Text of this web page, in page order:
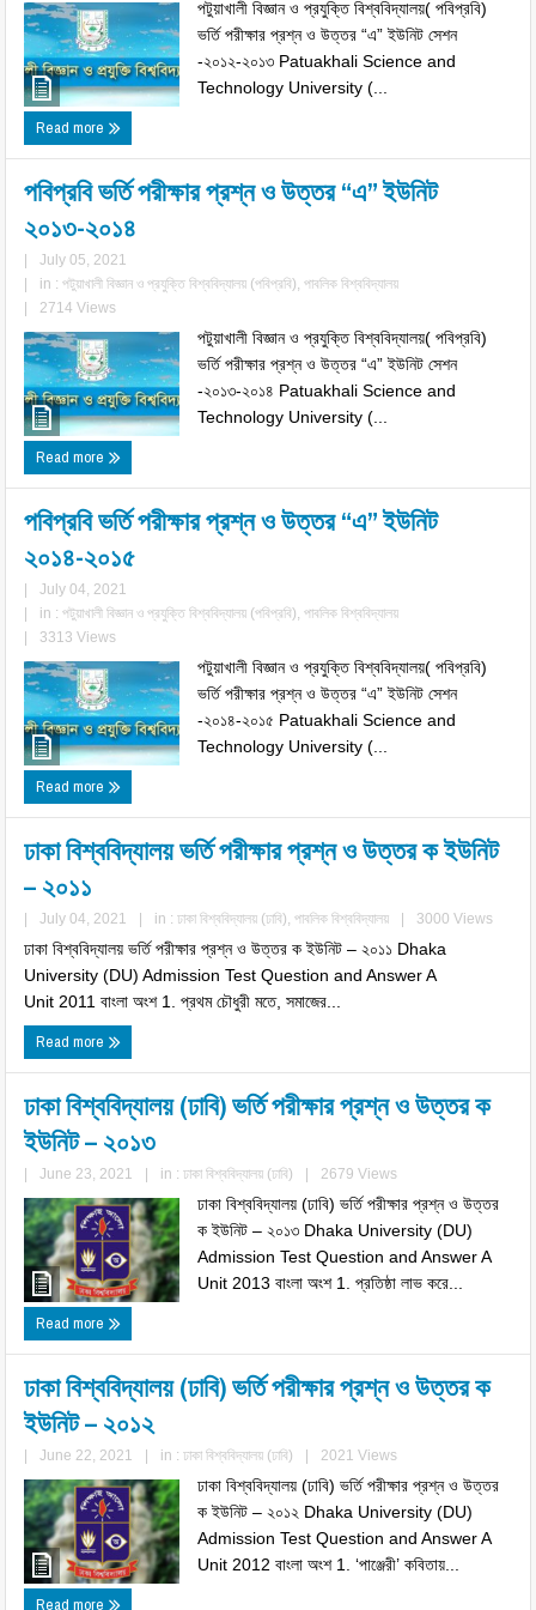
পটুয়াখালী বিজ্ঞান ও প্রযুক্তি বিশ্ববিদ্যালয়( পবিপ্রবি)
ভর্তি পরীক্ষার প্রশ্ন ও উত্তর “এ” ইউনিট সেশন
-২০১২-২০১৩ Patuakhali Science and
Technology University (...
Read more
পবিপ্রবি ভর্তি পরীক্ষার প্রশ্ন ও উত্তর “এ” ইউনিট
২০১৩-২০১৪
July 05, 2021
in :পটুয়াখালী বিজ্ঞান ও প্রযুক্তি বিশ্ববিদ্যালয় (পবিপ্রবি),পাবলিক বিশ্ববিদ্যালয়
2714 Views
পটুয়াখালী বিজ্ঞান ও প্রযুক্তি বিশ্ববিদ্যালয়( পবিপ্রবি)
ভর্তি পরীক্ষার প্রশ্ন ও উত্তর “এ” ইউনিট সেশন
-২০১৩-২০১৪ Patuakhali Science and
Technology University (...
Read more
পবিপ্রবি ভর্তি পরীক্ষার প্রশ্ন ও উত্তর “এ” ইউনিট
২০১৪-২০১৫
July 04, 2021
in :পটুয়াখালী বিজ্ঞান ও প্রযুক্তি বিশ্ববিদ্যালয় (পবিপ্রবি),পাবলিক বিশ্ববিদ্যালয়
3313 Views
পটুয়াখালী বিজ্ঞান ও প্রযুক্তি বিশ্ববিদ্যালয়( পবিপ্রবি)
ভর্তি পরীক্ষার প্রশ্ন ও উত্তর “এ” ইউনিট সেশন
-২০১৪-২০১৫ Patuakhali Science and
Technology University (...
Read more
ঢাকা বিশ্ববিদ্যালয় ভর্তি পরীক্ষার প্রশ্ন ও উত্তর ক ইউনিট
– ২০১১
July 04, 2021 in :ঢাকা বিশ্ববিদ্যালয় (ঢাবি),পাবলিক বিশ্ববিদ্যালয় 3000 Views
ঢাকা বিশ্ববিদ্যালয় ভর্তি পরীক্ষার প্রশ্ন ও উত্তর ক ইউনিট – ২০১১ Dhaka
University (DU) Admission Test Question and Answer A
Unit 2011 বাংলা অংশ 1. প্রথম চৌধুরী মতে, সমাজের...
Read more
ঢাকা বিশ্ববিদ্যালয় (ঢাবি) ভর্তি পরীক্ষার প্রশ্ন ও উত্তর ক
ইউনিট – ২০১৩
June 23, 2021 in :ঢাকা বিশ্ববিদ্যালয় (ঢাবি) 2679 Views
ঢাকা বিশ্ববিদ্যালয় (ঢাবি) ভর্তি পরীক্ষার প্রশ্ন ও উত্তর
ক ইউনিট – ২০১৩ Dhaka University (DU)
Admission Test Question and Answer A
Unit 2013 বাংলা অংশ 1. প্রতিষ্ঠা লাভ করে...
Read more
ঢাকা বিশ্ববিদ্যালয় (ঢাবি) ভর্তি পরীক্ষার প্রশ্ন ও উত্তর ক
ইউনিট – ২০১২
June 22, 2021 in :ঢাকা বিশ্ববিদ্যালয় (ঢাবি) 2021 Views
ঢাকা বিশ্ববিদ্যালয় (ঢাবি) ভর্তি পরীক্ষার প্রশ্ন ও উত্তর
ক ইউনিট – ২০১২ Dhaka University (DU)
Admission Test Question and Answer A
Unit 2012 বাংলা অংশ 1. ‘পাঞ্জেরী’ কবিতায়...
Read more